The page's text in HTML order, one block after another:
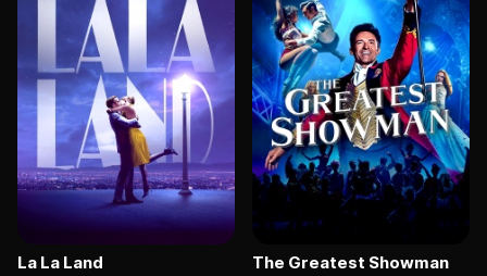
La La Land The Greatest Showman